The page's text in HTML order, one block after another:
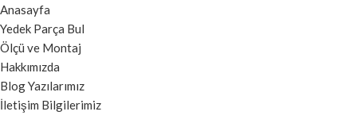
Anasayfa
Yedek Parça Bul
Ölçü ve Montaj
Hakkımızda
Blog Yazılarımız
İletişim Bilgilerimiz